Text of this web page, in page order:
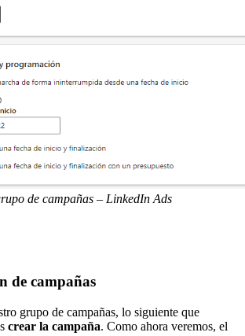
de campañas – LinkedIn Ads
de campañas
grupo de campañas, lo siguiente que
crear la campaña. Como ahora veremos, el